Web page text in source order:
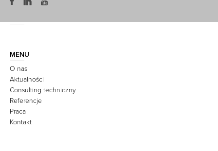
MENU
O nas
Aktualności
Consulting techniczny
Referencje
Praca
Kontakt